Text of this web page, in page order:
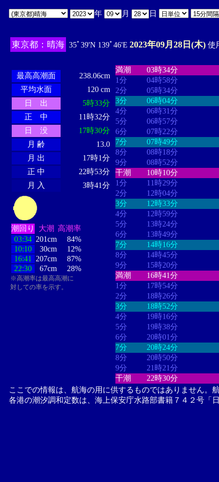
年 月 日
東京都：晴海 35ﾟ39'N 139ﾟ46'E 2023年09月28日(木) 使
最高高潮面
238.06cm
平均水面
120 cm
日 出
5時33分
正 中
11時32分
日 没
17時30分
月 齢
13.0
月 出
17時1分
正 中
22時53分
月 入
3時41分
潮回り 大潮 高潮率
03:34 201cm
84%
10:10
30cm
12%
16:41
207cm
87%
22:30
67cm 28%
※高潮率は最高高潮に
対しての率を示す。
満潮
03時34分
1分
04時58分
2分
05時34分
3分
06時04分
4分
06時31分
5分
06時57分
6分
07時22分
7分
07時49分
8分
08時18分
9分
08時52分
干潮
10時10分
1分
11時29分
2分
12時04分
3分
12時33分
4分
12時59分
5分
13時24分
6分
13時49分
7分
14時16分
8分
14時45分
9分
15時20分
満潮
16時41分
1分
17時54分
2分
18時26分
3分
18時52分
4分
19時16分
5分
19時38分
6分
20時01分
7分
20時24分
8分
20時50分
9分
21時21分
干潮
22時30分
ここでの情報は、航海の用に供するものではありません。
各港の潮汐調和定数は、海上保安庁水路部書籍７４２号「